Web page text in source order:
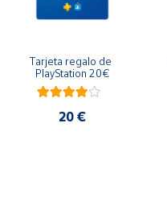
Tarjeta regalo de
PlayStation 20€
20 €